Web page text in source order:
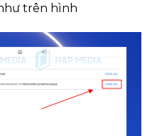
trên hình